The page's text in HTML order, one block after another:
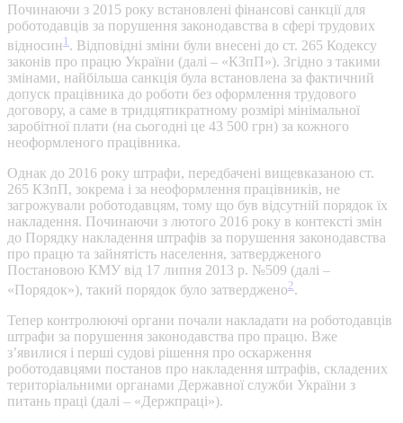
Починаючи з 2015 року встановлені фінансові санкції для
роботодавців за порушення законодавства в сфері трудових
відносин1 . Відповідні зміни були внесені до ст. 265 Кодексу
законів про працю України (далі – «КЗпП»). Згідно з такими
змінами, найбільша санкція була встановлена за фактичний
допуск працівника до роботи без оформлення трудового
договору, а саме в тридцятикратному розмірі мінімальної
заробітної плати (на сьогодні це 43 500 грн) за кожного
неоформленого працівника.
Однак до 2016 року штрафи, передбачені вищевказаною ст.
265 КЗпП, зокрема і за неоформлення працівників, не
загрожували роботодавцям, тому що був відсутній порядок їх
накладення. Починаючи з лютого 2016 року в контексті змін
до Порядку накладення штрафів за порушення законодавства
про працю та зайнятість населення, затвердженого
Постановою КМУ від 17 липня 2013 р. №509 (далі –
«Порядок»), такий порядок було затверджено2.
Тепер контролюючі органи почали накладати на роботодавців
штрафи за порушення законодавства про працю. Вже
з’явилися і перші судові рішення про оскарження
роботодавцями постанов про накладення штрафів, складених
територіальними органами Державної служби України з
питань праці (далі – «Держпраці»).